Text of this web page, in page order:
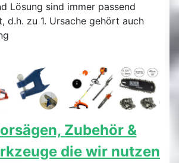
Lösung sind immer passend
d.h. zu 1. Ursache gehört auch
Zubehör &
die wir nutzen